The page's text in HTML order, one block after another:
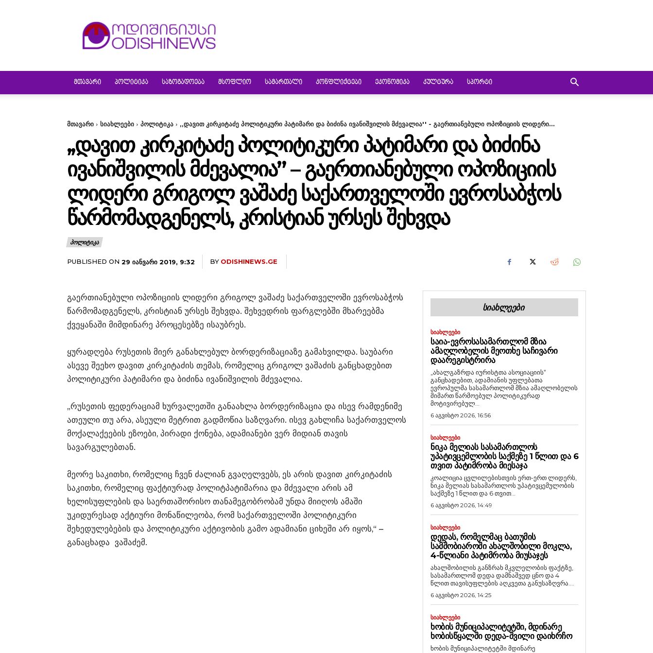
ᲛᲗᲐᲕᲐᲠᲘ ᲞᲝᲚᲘᲢᲘᲙᲐ ᲡᲐᲖᲝᲒᲐᲓᲝᲔᲑᲐ ᲛᲡᲝᲤᲚᲘᲝ ᲡᲐᲛᲐᲠᲗᲐᲚᲘ ᲙᲝᲜᲤᲚᲘᲥᲢᲔᲑᲘ ᲔᲙᲝᲜᲝᲛᲘᲙᲐ ᲙᲣᲚᲢᲣᲠᲐ ᲡᲞᲝᲠᲢᲘ
მთავარი სიახლეები პოლიტიკა ,,დავით კირკიტაძე პოლიტიკური პატიმარი და ბიძინა ივანიშვილის მძევალია'' - გაერთიანებული ოპოზიციის ლიდერი...
,,ᲓᲐᲕᲘᲗ ᲙᲘᲠᲙᲘᲢᲐᲫᲔ ᲞᲝᲚᲘᲢᲘᲙᲣᲠᲘ ᲞᲐᲢᲘᲛᲐᲠᲘ ᲓᲐ ᲑᲘᲫᲘᲜᲐ
ᲘᲕᲐᲜᲘᲨᲕᲘᲚᲘᲡ ᲛᲫᲔᲕᲐᲚᲘᲐ” – ᲒᲐᲔᲠᲗᲘᲐᲜᲔᲑᲣᲚᲘ ᲝᲞᲝᲖᲘᲪᲘᲘᲡ
ᲚᲘᲓᲔᲠᲘ ᲒᲠᲘᲒᲝᲚ ᲕᲐᲨᲐᲫᲔ ᲡᲐᲥᲐᲠᲗᲕᲔᲚᲝᲨᲘ ᲔᲕᲠᲝᲡᲐᲑᲭᲝᲡ
ᲬᲐᲠᲛᲝᲛᲐᲓᲒᲔᲜᲔᲚᲡ, ᲙᲠᲘᲡᲢᲘᲐᲜ ᲣᲠᲡᲔᲡ ᲨᲔᲮᲕᲓᲐ
ᲞᲝᲚᲘᲢᲘᲙᲐ
PUBLISHED ON 29 ᲘᲐᲜᲕᲐᲠᲘ 2019, 9:32 BY ODISHINEWS.GE
გაერთიანებული ოპოზიციის ლიდერი გრიგოლ ვაშაძე საქართველოში ევროსაბჭოს
წარმომადგენელს, კრისტიან ურსეს შეხვდა. შეხვედრის ფარგლებში მხარეებმა
ქვეყანაში მიმდინარე პროცესებზე ისაუბრეს.
ყურადღება რუსეთის მიერ განახლებულ ბორდერიზაციაზე გამახვილდა. საუბარი
ასევე შეეხო დავით კირკიტაძის თემას, რომელიც გრიგოლ ვაშაძის განცხადებით
პოლიტიკური პატიმარი და ბიძინა ივანიშვილის მძევალია.
„რუსეთის ფედერაციამ ხურვალეთში განაახლა ბორდერიზაცია და ისევ რამდენიმე
ათეული თუ არა, ასეული მეტრით გადმოწია საზღვარი. ისევ გახლიჩა საქართველოს
მოქალაქეების ეზოები, პირადი ქონება, ადამიანები ვერ მიდიან თავის
სავარგულებთან.
მეორე საკითხი, რომელიც ჩვენ ძალიან გვაღელვებს, ეს არის დავით კირკიტაძის
საკითხი, რომელიც ფაქტიურად პოლიტპატიმარია და მძევალი არის ამ
ხელისუფლების და საერთაშორისო თანამეგობრობამ უნდა მიიღოს ამაში
უკიდურესად აქტიური მონაწილეობა, რომ საქართველოში პოლიტიკური
შეხედულებების და პოლიტიკური აქტივობის გამო ადამიანი ციხეში არ იყოს,“ –
განაცხადა ვაშაძემ.
ᲡᲘᲐᲮᲚᲔᲔᲑᲘ
ᲡᲘᲐᲮᲚᲔᲔᲑᲘ
ᲡᲐᲘᲐ-ᲔᲕᲠᲝᲡᲐᲡᲐᲛᲐᲠᲗᲚᲝᲛ ᲛᲖᲘᲐ
ᲐᲛᲐᲦᲚᲝᲑᲔᲚᲘᲡ ᲛᲔᲝᲗᲮᲔ ᲡᲐᲩᲘᲕᲐᲠᲘ
ᲓᲐᲐᲠᲔᲒᲘᲡᲢᲠᲘᲠᲐ
„ახალგაზრდა იურისტთა ასოციაციის“
განცხადებით, ადამიანის უფლებათა
ევროპულმა სასამართლომ მზია ამაღლობელის
მიმართ წარმოებულ პოლიტიკურად
მოტივირებულ...
6 აგვისტო 2026, 16:56
ᲡᲘᲐᲮᲚᲔᲔᲑᲘ
ᲜᲘᲙᲐ ᲛᲔᲚᲘᲐᲡ ᲡᲐᲡᲐᲛᲐᲠᲗᲚᲝᲡ
ᲣᲞᲐᲢᲘᲕᲪᲔᲛᲚᲝᲑᲘᲡ ᲡᲐᲥᲛᲔᲖᲔ 1 ᲬᲚᲘᲗ ᲓᲐ 6
ᲗᲕᲘᲗ ᲞᲐᲢᲘᲛᲠᲝᲑᲐ ᲛᲘᲔᲡᲐᲯᲐ
კოალიცია ცვლილებისთვის ერთ-ერთ ლიდერს,
ნიკა მელიას სასამართლოს უპატივცემულობის
საქმეზე 1 წლით და 6 თვით...
6 აგვისტო 2026, 14:49
ᲡᲘᲐᲮᲚᲔᲔᲑᲘ
ᲓᲔᲓᲐᲡ, ᲠᲝᲛᲔᲚᲛᲐᲪ ᲑᲐᲗᲣᲛᲘᲡ
ᲡᲐᲛᲨᲝᲑᲘᲐᲠᲝᲨᲘ ᲐᲮᲐᲚᲨᲝᲑᲘᲚᲘ ᲛᲝᲙᲚᲐ,
4-ᲬᲚᲘᲐᲜᲘ ᲞᲐᲢᲘᲛᲠᲝᲑᲐ ᲛᲘᲣᲡᲐᲯᲔᲡ
ახალშობილის განზრახ მკვლელობის ფაქტზე,
სასამართლომ დედა დამნაშვედ ცნო და 4
წლით თავისუფლების აღკვეთა განუსაზღვრა....
6 აგვისტო 2026, 14:25
ᲡᲘᲐᲮᲚᲔᲔᲑᲘ
ᲮᲝᲑᲘᲡ ᲛᲣᲜᲘᲪᲘᲞᲐᲚᲘᲢᲔᲢᲨᲘ, ᲛᲓᲘᲜᲐᲠᲔ
ᲮᲝᲑᲘᲡᲬᲧᲐᲚᲨᲘ ᲓᲔᲓᲐ-ᲨᲕᲘᲚᲘ ᲓᲐᲘᲮᲠᲩᲝ
ხობის მუნიციპალიტეტში მდინარე